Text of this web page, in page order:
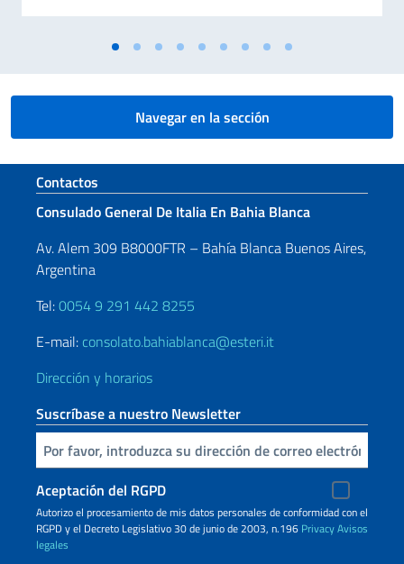
Navegar en la sección
Sezione footer
Contactos
Consulado General De Italia En Bahia Blanca
Av. Alem 309 B8000FTR – Bahía Blanca Buenos Aires,
Argentina
Tel:0054 9 291 442 8255
E-mail: consolato.bahiablanca@esteri.it
Dirección y horarios
Suscríbase a nuestro Newsletter
Inserta tu correo electronico
Aceptación del RGPD
Autorizo ​​el procesamiento de mis datos personales de conformidad con el
RGPD y el Decreto Legislativo 30 de junio de 2003, n.196 PrivacyAvisos
legales